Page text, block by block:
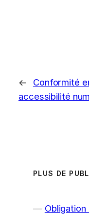
←
Conformité
accessibilité
PLUS DE